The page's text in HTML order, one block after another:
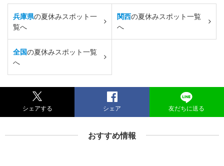
兵庫県の夏休みスポット一
覧へ
関西の夏休みスポット一覧
へ
全国の夏休みスポット一覧
へ
シェアする シェア 友だちに送る
おすすめ情報